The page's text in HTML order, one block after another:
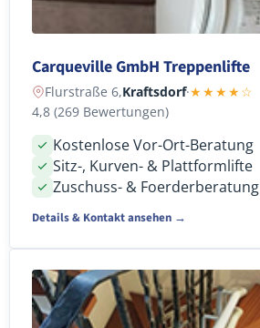
Carqueville GmbH Treppenlifte
Flurstraße 6,Kraftsdorf·★★★★☆
4,8 (269 Bewertungen)
Kostenlose Vor-Ort-Beratung
Sitz-, Kurven- & Plattformlifte
Zuschuss- & Foerderberatung
Details & Kontakt ansehen →